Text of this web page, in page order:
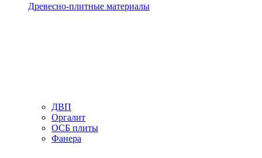
Древесно-плитные материалы
ДВП
Оргалит
ОСБ плиты
Фанера